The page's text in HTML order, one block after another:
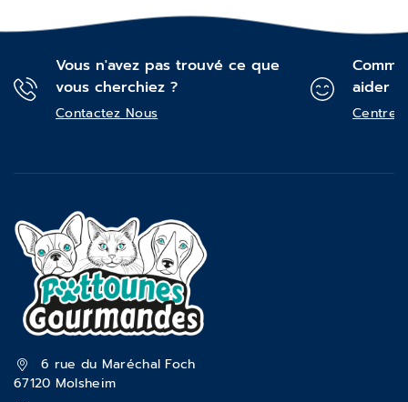
Vous n'avez pas trouvé ce que
vous cherchiez ?
Contactez Nous
aider ?
Centre
6 rue du Maréchal Foch
67120 Molsheim